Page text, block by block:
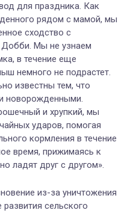
для праздника. Как
рядом с мамой, мы
сходство с
Добби. Мы не узнаем
в течение еще
немного не подрастет.
известны тем, что
новорожденными.
и хрупкий, мы
ударов, помогая
кормления в течение
время, прижимаясь к
ладят друг с другом».
из-за уничтожения
сельского